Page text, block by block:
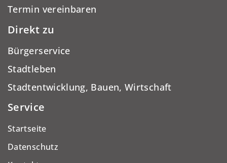
Termin vereinbaren
Direkt zu
Bürgerservice
Stadtleben
Stadtentwicklung, Bauen, Wirtschaft
Service
Startseite
Datenschutz